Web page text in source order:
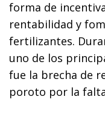
forma de
rentabilidad y
fertilizantes.
uno de los
fue la brecha de
poroto por la